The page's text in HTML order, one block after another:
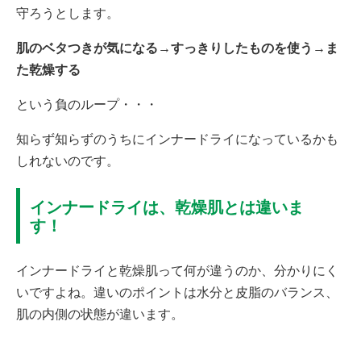
守ろうとします。
肌のベタつきが気になる→すっきりしたものを使う→ま
た乾燥する
という負のループ・・・
知らず知らずのうちにインナードライになっているかも
しれないのです。
インナードライは、乾燥肌とは違いま
す！
インナードライと乾燥肌って何が違うのか、分かりにく
いですよね。違いのポイントは水分と皮脂のバランス、
肌の内側の状態が違います。